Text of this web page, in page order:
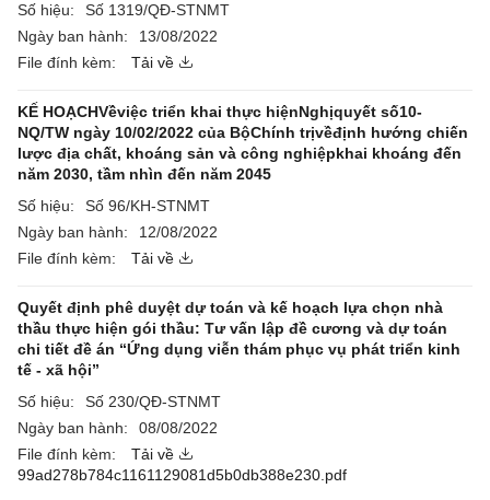
Số hiệu:
Số 1319/QĐ-STNMT
Ngày ban hành:
13/08/2022
File đính kèm:
Tải về
KẾ HOẠCHVềviệc triển khai thực hiệnNghịquyết số10-
NQ/TW ngày 10/02/2022 của BộChính trịvềđịnh hướng chiến
lược địa chất, khoáng sản và công nghiệpkhai khoáng đến
năm 2030, tầm nhìn đến năm 2045
Số hiệu:
Số 96/KH-STNMT
Ngày ban hành:
12/08/2022
File đính kèm:
Tải về
Quyết định phê duyệt dự toán và kế hoạch lựa chọn nhà
thầu thực hiện gói thầu: Tư vấn lập đề cương và dự toán
chi tiết đề án “Ứng dụng viễn thám phục vụ phát triển kinh
tế - xã hội”
Số hiệu:
Số 230/QĐ-STNMT
Ngày ban hành:
08/08/2022
File đính kèm:
Tải về
99ad278b784c1161129081d5b0db388e230.pdf